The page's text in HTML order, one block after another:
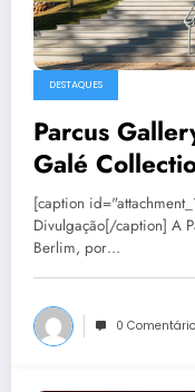
DESTAQUES
Parcus
Galé
[caption
Divulgação[/caption] A
Berlim, por…
0